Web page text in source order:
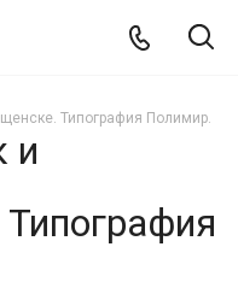
Типография Полимир.
и